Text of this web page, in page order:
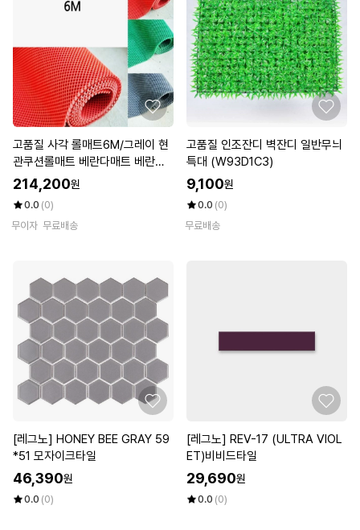
고품질 사각 롤매트6M/그레이 현
관쿠션롤매트 베란다매트 베란다
매트 (WFK37QP)
214,200원
0.0 (0)
무이자 무료배송
고품질 인조잔디 벽잔디 일반무늬
특대 (W93D1C3)
9,100원
0.0 (0)
무료배송
[레그노] HONEY BEE GRAY 59
*51 모자이크타일
46,390원
0.0 (0)
[레그노] REV-17 (ULTRA VIOL
ET)비비드타일
29,690원
0.0 (0)